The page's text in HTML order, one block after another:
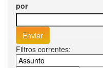
por
Filtros correntes: